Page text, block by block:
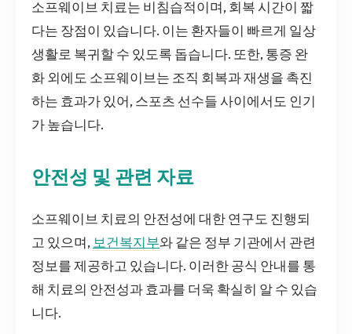
소프웨이브 치료는 비침습적이며, 회복 시간이 짧
다는 장점이 있습니다. 이는 환자들이 빠르게 일상
생활로 복귀할 수 있도록 돕습니다. 또한, 통증 완
화 외에도 소프웨이브는 조직 회복과 재생을 촉진
하는 효과가 있어, 스포츠 선수들 사이에서도 인기
가 높습니다.
안전성 및 관련 자료
소프웨이브 치료의 안전성에 대한 연구도 진행되
고 있으며, 보건복지부와 같은 정부 기관에서 관련
정보를 제공하고 있습니다. 이러한 공식 안내를 통
해 치료의 안전성과 효과를 더욱 확실히 알 수 있습
니다.